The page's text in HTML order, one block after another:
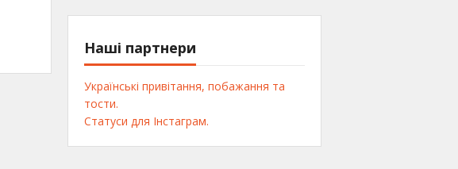
Наші партнери
Українські привітання, побажання та
тости.
Статуси для Інстаграм.